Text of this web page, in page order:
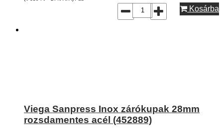
Kosárba
Viega Sanpress Inox zárókupak 28mm
rozsdamentes acél (452889)